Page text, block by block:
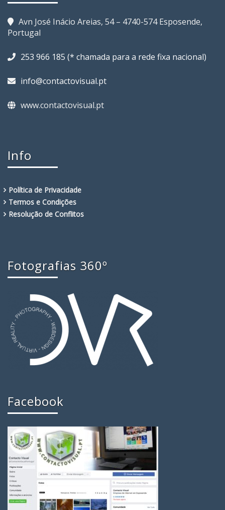
Avn José Inácio Areias, 54 – 4740-574 Esposende,
Portugal
253 966 185 (* chamada para a rede fixa nacional)
info@contactovisual.pt
www.contactovisual.pt
Info
Política de Privacidade
Termos e Condições
Resolução de Conflitos
Fotografias 360º
Facebook